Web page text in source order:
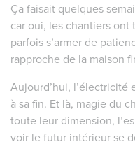
Ça faisait quelques
car oui, les chantiers
parfois s’armer de
rapproche de la maison
Aujourd’hui,
à sa fin. Et là, magie du
toute leur dimension,
voir le futur intérieur se